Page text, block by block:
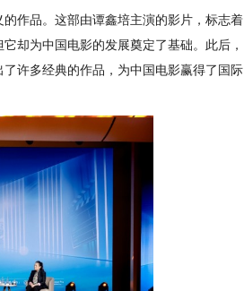
作品。这部由谭鑫培主演的影片，标志着
却为中国电影的发展奠定了基础。此后，
许多经典的作品，为中国电影赢得了国际